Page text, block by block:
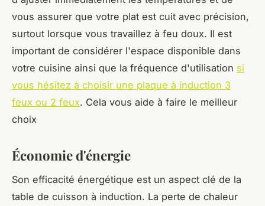
vous assurer que votre plat est cuit avec précision,
surtout lorsque vous travaillez à feu doux. Il est
important de considérer l'espace disponible dans
votre cuisine ainsi que la fréquence d'utilisation si
vous hésitez à choisir une plaque à induction 3
feux ou 2 feux. Cela vous aide à faire le meilleur
choix
Économie d'énergie
Son efficacité énergétique est un aspect clé de la
table de cuisson à induction. La perte de chaleur